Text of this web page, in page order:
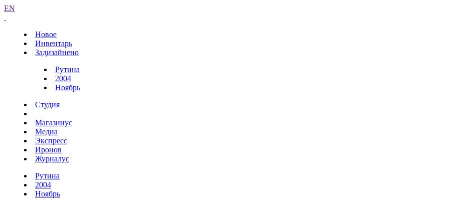
EN
Новое
Инвентарь
Задизайнено
Рутина
2004
Ноябрь
Студия
Магазинус
Медиа
Экспресс
Иронов
Журналус
Рутина
2004
Ноябрь